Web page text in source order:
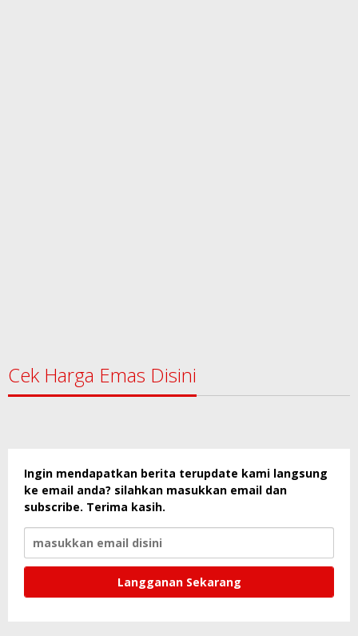
Cek Harga Emas Disini
Ingin mendapatkan berita terupdate kami langsung
ke email anda? silahkan masukkan email dan
subscribe. Terima kasih.